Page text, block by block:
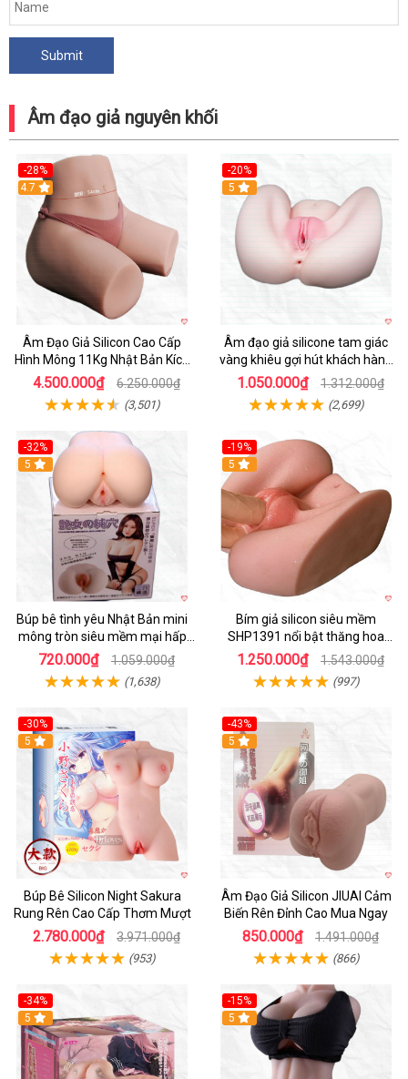
Âm đạo giả nguyên khối
-28%
4.7
Âm Đạo Giả Silicon Cao Cấp
Hình Mông 11Kg Nhật Bản Kích
Thước Như Thật
4.500.000₫ 6.250.000₫
(3,501)
-20%
Hot
5
Âm đạo giả silicone tam giác
vàng khiêu gợi hút khách hàng
nam
1.050.000₫ 1.312.000₫
(2,699)
-32%
Hot
5
Búp bê tình yêu Nhật Bản mini
mông tròn siêu mềm mại hấp
dẫn
720.000₫ 1.059.000₫
(1,638)
-19%
Hot
5
Bím giả silicon siêu mềm
SHP1391 nổi bật thăng hoa
hoàn hảo
1.250.000₫ 1.543.000₫
(997)
-30%
Hot
5
Búp Bê Silicon Night Sakura
Rung Rên Cao Cấp Thơm Mượt
2.780.000₫ 3.971.000₫
(953)
-43%
5
Âm Đạo Giả Silicon JIUAI Cảm
Biến Rên Đỉnh Cao Mua Ngay
850.000₫ 1.491.000₫
(866)
-34%
Hot
5
-15%
5